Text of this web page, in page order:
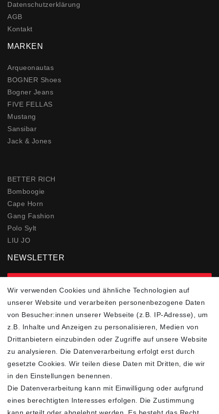
Daten­schutz­erklärung
AGB
Kontakt
MARKEN
Arqueonautas
BOGNER Shoes
Bogner Jeans
FIVE FELLAS
Mustang
Sansibar
Jack & Jones
BETTER RICH
Bomboogie
Cape Horn
Gang Fashion
Polo Sylt
LIU JO
NEWSLETTER
FOLGEN SIE UNS
ZAHLUNGSARTEN
SCHNELLER UND
KOSTENLOSER
Wir verwenden Cookies und ähnliche Technologien auf
unserer Website und verarbeiten personenbezogene Daten
von Besucher:innen unserer Webseite (z.B. IP-Adresse), um
z.B. Inhalte und Anzeigen zu personalisieren, Medien von
Drittanbietern einzubinden oder Zugriffe auf unsere Website
zu analysieren. Die Datenverarbeitung erfolgt erst durch
gesetzte Cookies. Wir teilen diese Daten mit Dritten, die wir
in den Einstellungen benennen.
Die Datenverarbeitung kann mit Einwilligung oder aufgrund
eines berechtigten Interesses erfolgen. Die Zustimmung